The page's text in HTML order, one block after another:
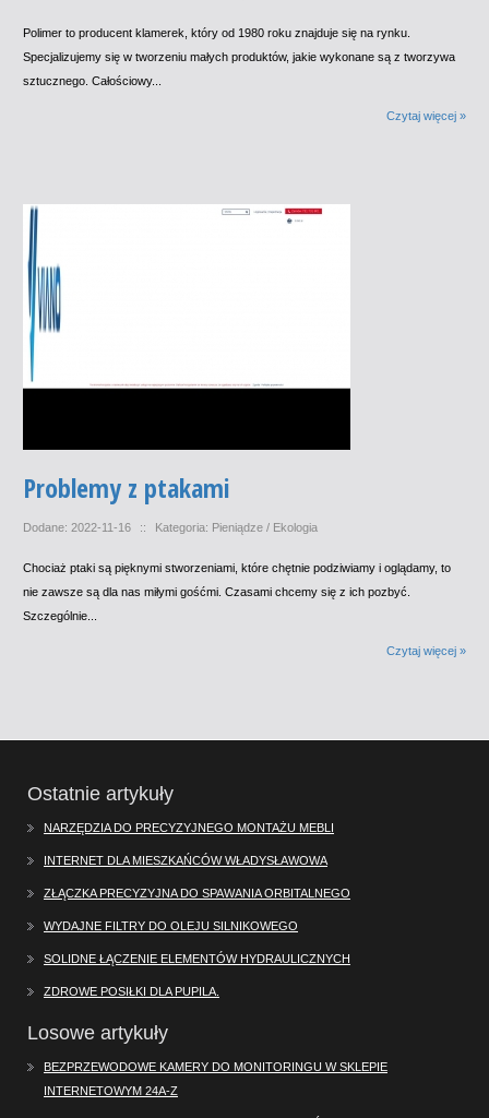
Polimer to producent klamerek, który od 1980 roku znajduje się na rynku.
Specjalizujemy się w tworzeniu małych produktów, jakie wykonane są z tworzywa
sztucznego. Całościowy...
Czytaj więcej »
Problemy z ptakami
Dodane: 2022-11-16 :: Kategoria: Pieniądze / Ekologia
Chociaż ptaki są pięknymi stworzeniami, które chętnie podziwiamy i oglądamy, to
nie zawsze są dla nas miłymi gośćmi. Czasami chcemy się z ich pozbyć.
Szczególnie...
Czytaj więcej »
Ostatnie artykuły
NARZĘDZIA DO PRECYZYJNEGO MONTAŻU MEBLI
INTERNET DLA MIESZKAŃCÓW WŁADYSŁAWOWA
ZŁĄCZKA PRECYZYJNA DO SPAWANIA ORBITALNEGO
WYDAJNE FILTRY DO OLEJU SILNIKOWEGO
SOLIDNE ŁĄCZENIE ELEMENTÓW HYDRAULICZNYCH
ZDROWE POSIŁKI DLA PUPILA.
Losowe artykuły
BEZPRZEWODOWE KAMERY DO MONITORINGU W SKLEPIE
INTERNETOWYM 24A-Z